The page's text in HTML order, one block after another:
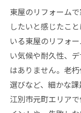
東屋のリフォーム
したいと感じたこ
いる東屋のリフォ
い気候や耐久性、
はありません。老
選びなど、細かな課
江別市元町エリア